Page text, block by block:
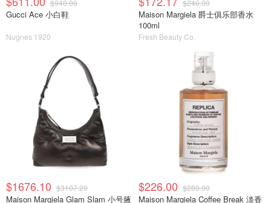
$940.00
Gucci Ace 小白鞋
Nugnes 1920
$240.00
Maison Margiela 爵士俱乐部香水
100ml
Fresh Beauty Co.
$1676.10 $3107.20
Maison Margiela Glam Slam 小号腋
$226.00 $280.00
Maison Margiela Coffee Break 淡香